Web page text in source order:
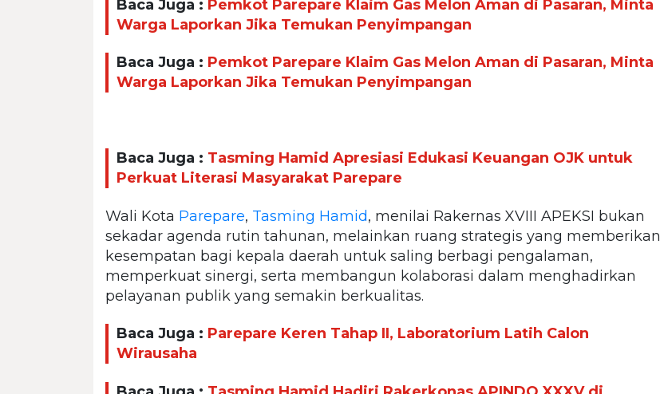
Baca Juga : Pemkot Parepare Klaim Gas Melon Aman di Pasaran, Minta
Warga Laporkan Jika Temukan Penyimpangan
Baca Juga : Pemkot Parepare Klaim Gas Melon Aman di Pasaran, Minta
Warga Laporkan Jika Temukan Penyimpangan
Baca Juga : Tasming Hamid Apresiasi Edukasi Keuangan OJK untuk
Perkuat Literasi Masyarakat Parepare
Wali Kota Parepare, Tasming Hamid, menilai Rakernas XVIII APEKSI bukan
sekadar agenda rutin tahunan, melainkan ruang strategis yang memberikan
kesempatan bagi kepala daerah untuk saling berbagi pengalaman,
memperkuat sinergi, serta membangun kolaborasi dalam menghadirkan
pelayanan publik yang semakin berkualitas.
Baca Juga : Parepare Keren Tahap II, Laboratorium Latih Calon
Wirausaha